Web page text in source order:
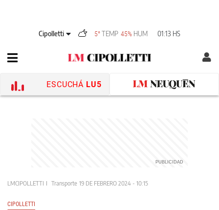
Cipolletti 5° TEMP 45% HUM 01:13 HS
ESCUCHÁ LU5
LMCIPOLLETTI Transporte 19 DE FEBRERO 2024 - 10:15
CIPOLLETTI